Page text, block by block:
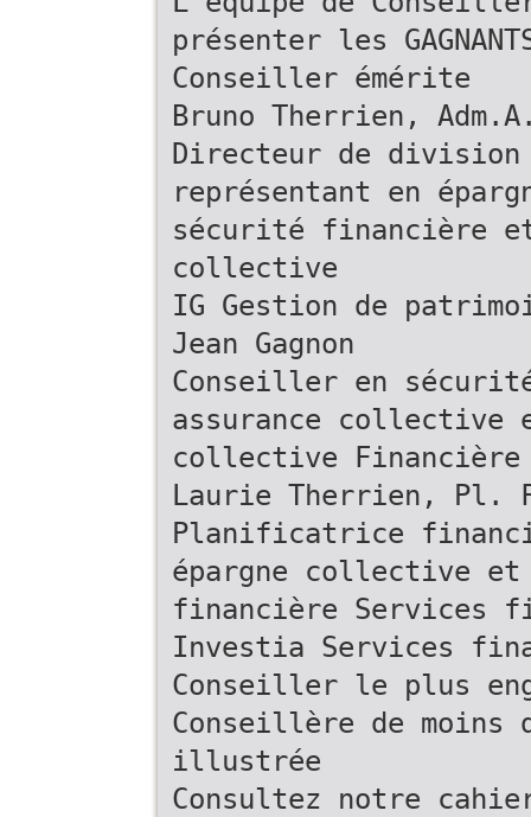
présenter les
Conseiller émérite
Bruno Therrien,
Directeur de
représentant en
sécurité financière
collective
IG Gestion de
Jean Gagnon
Conseiller en
assurance collective
collective
Laurie Therrien, Pl.
Planificatrice
épargne collective
financière Services
Investia Services
Conseiller le plus
Conseillère de moins
illustrée
Consultez notre